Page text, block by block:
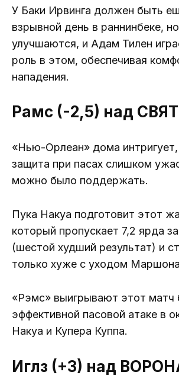
У Баки Ирвинга должен быть
взрывной день в раннинбеке,
улучшаются, и Адам Тилен
роль в этом, обеспечивая
нападения.
Рамс (-2,5) над
«Нью-Орлеан» дома интригует,
защита при пасах слишком
можно было поддержать.
Пука Накуа подготовит этот
который пропускает 7,2 ярда
(шестой худший результат) и
только хуже с уходом
«Рэмс» выигрывают этот матч
эффективной пасовой атаке в
Накуа и Купера Куппа.
Иглз (+3) над